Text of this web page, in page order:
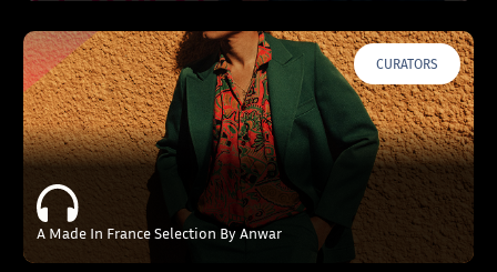
CURATORS
A Made In France Selection By Anwar